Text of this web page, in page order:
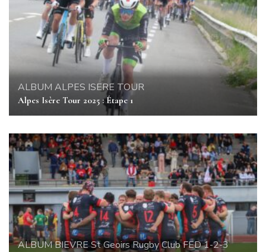
ALBUM ALPES ISERE TOUR
Alpes Isère Tour 2025 : Étape 1
ALBUMBIEVRE St Geoirs Rugby ClubFED 1-2-3